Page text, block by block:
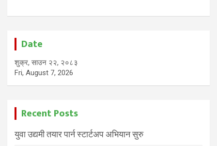
Date
शुक्र, साउन २२, २०८३
Fri, August 7, 2026
Recent Posts
युवा उद्यमी तयार पार्न स्टार्टअप अभियान सुरु